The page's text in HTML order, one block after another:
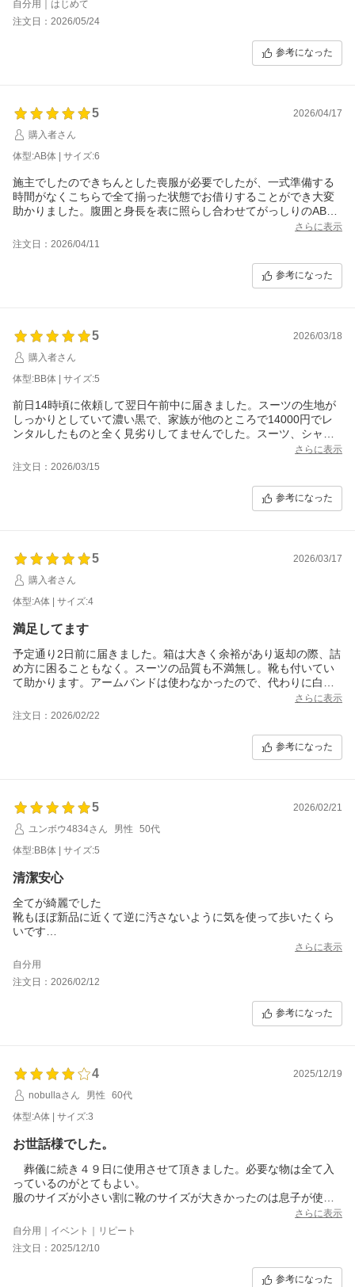
「安心補償パック」入ったと思っていたけど実際は入ってなかっ
もう少しわかりやすいと、忘れずに入れたかも。
自分用｜はじめて
注文日：2026/05/24
参考になった
5
2026/04/17
購入者さん
体型:AB体 | サイズ:6
施主でしたのできちんとした喪服が必要でしたが、一式準備する
時間がなくこちらで全て揃った状態でお借りすることができ大変
助かりました。腹囲と身長を表に照らし合わせてがっしりのAB体
にしたところ、肩幅が無いため上着が少し緩めでしたが、肩パッ
ドのおかげであまり違和感はありませんでした。
靴は普段26～26.5センチを履いていて、26センチで丁度良いサイ
さらに表示
注文日：2026/04/11
参考になった
5
2026/03/18
購入者さん
体型:BB体 | サイズ:5
前日14時頃に依頼して翌日午前中に届きました。スーツの生地が
しっかりとしていて濃い黒で、家族が他のところで14000円でレ
ンタルしたものと全く見劣りしてませんでした。スーツ、シャ
ツ、ベルト、ネクタイ、靴の一式で足りないものがなくて本当に
助かりました。お値段もリーズナブルなのでまた機会があれば利
用しようと思います。
クロネコヤマトさんで置き配指定できたのも忙しい中で確実に受
さらに表示
注文日：2026/03/15
参考になった
5
2026/03/17
購入者さん
体型:A体 | サイズ:4
満足してます
予定通り2日前に届きました。箱は大きく余裕があり返却の際、詰
め方に困ることもなく。スーツの品質も不満無し。靴も付いてい
て助かります。アームバンドは使わなかったので、代わりに白い
チーフがついていたらと思いました。この価格ならまた利用した
いです。おまけのポケットティッシュが水に流せるタイプなのも
気が利いているなと( ^_^ ;)
さらに表示
注文日：2026/02/22
参考になった
5
2026/02/21
ユンボウ4834さん
男性
50代
体型:BB体 | サイズ:5
清潔安心
全てが綺麗でした
靴もほぼ新品に近くて逆に汚さないように気を使って歩いたくら
いです
Yシャツもクリーニング済のまま届いたので安心して着る事が出来
ました
置き配不可のはずでしたが置き配されてました
家に居たのですがインターホン鳴らさずに配達完了メールが送ら
さらに表示
自分用
注文日：2026/02/12
参考になった
4
2025/12/19
nobullaさん
男性
60代
体型:A体 | サイズ:3
お世話様でした。
葬儀に続き４９日に使用させて頂きました。必要な物は全て入
っているのがとてもよい。
服のサイズが小さい割に靴のサイズが大きかったのは息子が使用
ありがとうございました。
さらに表示
自分用｜イベント｜リピート
注文日：2025/12/10
参考になった